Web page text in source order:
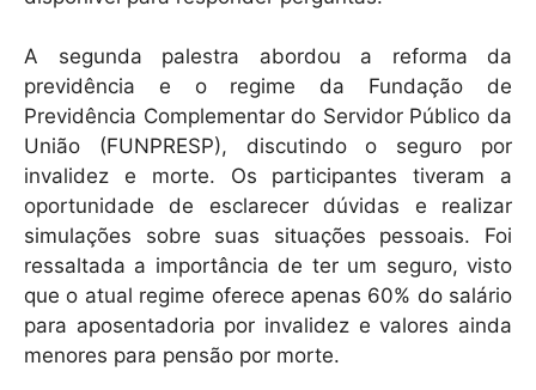
A segunda palestra abordou a reforma da
previdência e o regime da Fundação de
Previdência Complementar do Servidor Público da
União (FUNPRESP), discutindo o seguro por
invalidez e morte. Os participantes tiveram a
oportunidade de esclarecer dúvidas e realizar
simulações sobre suas situações pessoais. Foi
ressaltada a importância de ter um seguro, visto
que o atual regime oferece apenas 60% do salário
para aposentadoria por invalidez e valores ainda
menores para pensão por morte.